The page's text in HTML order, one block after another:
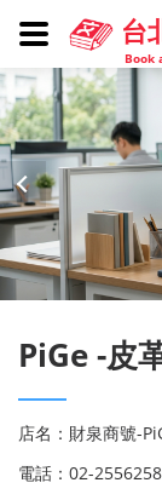
台
Book
PiGe -皮
店名：財泉商號-
電話：02-